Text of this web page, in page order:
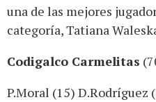
una de las mejores
categoría, Tatiana
Codigalco Carmelitas
P.Moral (15) D.Rodríguez